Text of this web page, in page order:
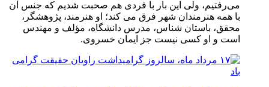
می‌رفتیم، ولی این بار با فردی هم صحبت شدیم که جنس آن
با همه هنرمندان شهر فرق می کند؛ او هنرمند، پژوهشگر،
محقق، باستان شناس، مدرس دانشگاه، مؤلف و مهندس
است و او کسی نیست جز ایمان خسروی.